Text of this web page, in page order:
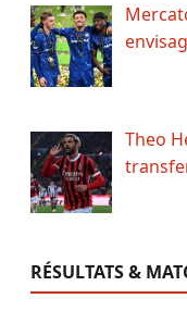
Theo
RÉSULTATS &